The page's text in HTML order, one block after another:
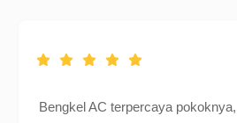
Bengkel AC terpercaya